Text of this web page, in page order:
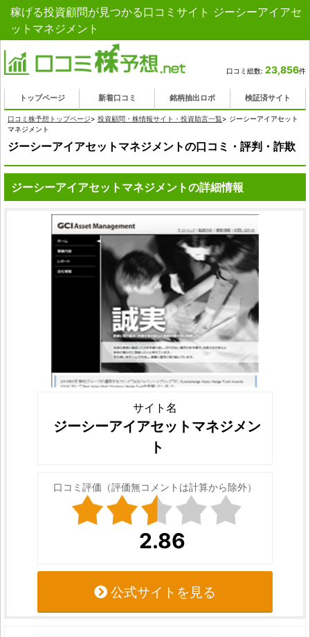
稼げる投資顧問が見つかる口コミサイト ジーシーアイアセ
ットマネジメント
口コミ総数: 23,856件
トップページ 新着口コミ 銘柄抽出ロボ 検証済サイト
口コミ株予想トップページ> 投資顧問・株情報サイト・投資助言一覧> ジーシーアイアセット
マネジメント
ジーシーアイアセットマネジメントの口コミ・評判・詐欺
ジーシーアイアセットマネジメントの詳細情報
サイト名
ジーシーアイアセットマネジメン
ト
口コミ評価（評価無コメントは計算から除外）
2.86
公式サイトを見る